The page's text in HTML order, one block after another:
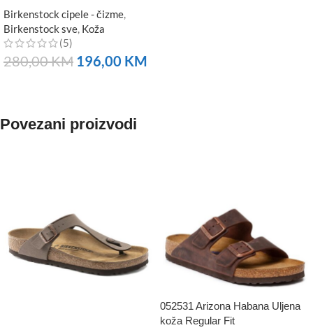
Birkenstock cipele - čizme,
Birkenstock sve, Koža
(5)
280,00KM 196,00 KM
Povezani proizvodi
052531 Arizona Habana Uljena
koža Regular Fit